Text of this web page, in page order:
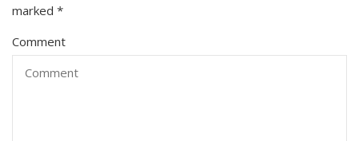
marked *
Comment